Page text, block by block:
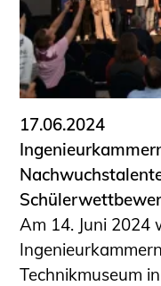
17.06.2024
Am 14. Juni 2024
Technikmuseum